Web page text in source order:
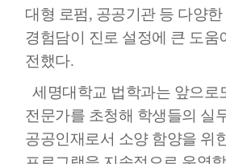
대형 로펌, 공공기관 등 다양
경험담이 진로 설정에 큰 도움
전했다.
세명대학교 법학과는 앞으로
전문가를 초청해 학생들의 실
공공인재로서 소양 함양을 위